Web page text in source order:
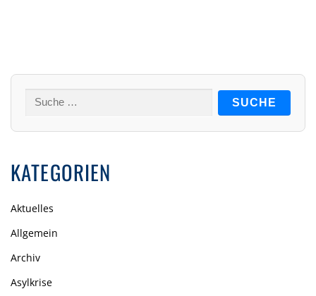
Suche
KATEGORIEN
Aktuelles
Allgemein
Archiv
Asylkrise